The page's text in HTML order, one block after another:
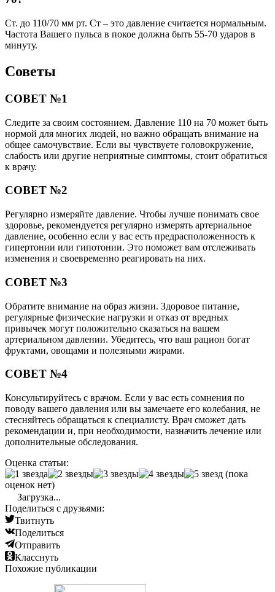
Ст. до 110/70 мм рт. Ст – это давление считается нормальным.
Частота Вашего пульса в покое должна быть 55-70 ударов в
минуту.
Советы
СОВЕТ №1
Следите за своим состоянием. Давление 110 на 70 может быть
нормой для многих людей, но важно обращать внимание на
общее самочувствие. Если вы чувствуете головокружение,
слабость или другие неприятные симптомы, стоит обратиться
к врачу.
СОВЕТ №2
Регулярно измеряйте давление. Чтобы лучше понимать свое
здоровье, рекомендуется регулярно измерять артериальное
давление, особенно если у вас есть предрасположенность к
гипертонии или гипотонии. Это поможет вам отслеживать
изменения и своевременно реагировать на них.
СОВЕТ №3
Обратите внимание на образ жизни. Здоровое питание,
регулярные физические нагрузки и отказ от вредных
привычек могут положительно сказаться на вашем
артериальном давлении. Убедитесь, что ваш рацион богат
фруктами, овощами и полезными жирами.
СОВЕТ №4
Консультируйтесь с врачом. Если у вас есть сомнения по
поводу вашего давления или вы замечаете его колебания, не
стесняйтесь обращаться к специалисту. Врач сможет дать
рекомендации и, при необходимости, назначить лечение или
дополнительные обследования.
Оценка статьи:
(пока
оценок нет)
Загрузка...
Поделиться с друзьями:
Твитнуть
Поделиться
Отправить
Класснуть
Похожие публикации